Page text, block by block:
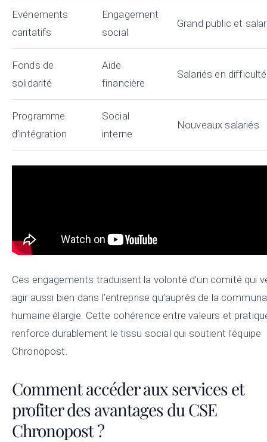
Evénements
caritatifs
Engagement
social
Grand public et
Fonds de
solidarité
Aide
financière
Salariés en difficulté
Programme
d’intégration
Social
interne
Nouveaux salariés
Ces engagements traduisent la volonté d’un comité qui
agir aussi bien dans l’entreprise qu’auprès de la
humaine élargie. Cette cohérence entre valeurs et
renforce durablement le tissu social qui soutient l’équipe
Chronopost.
Comment accéder aux services et
profiter des avantages du CSE
Chronopost ?